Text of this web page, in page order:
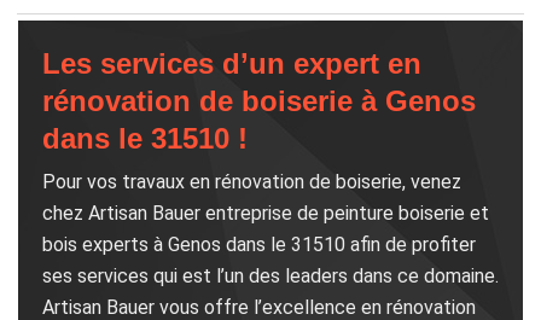
Les services d’un expert en
rénovation de boiserie à Genos
dans le 31510 !
Pour vos travaux en rénovation de boiserie, venez
chez Artisan Bauer entreprise de peinture boiserie et
bois experts à Genos dans le 31510 afin de profiter
ses services qui est l’un des leaders dans ce domaine.
Artisan Bauer vous offre l’excellence en rénovation